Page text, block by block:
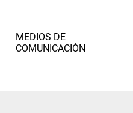
MEDIOS DE
COMUNICACIÓN